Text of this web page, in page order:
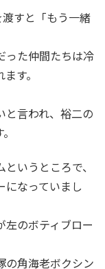
すと「もう一緒
った仲間たちは冷
す。
と言われ、裕二の
いうところで、
になっていまし
のボティブロー
の角海老ボクシン